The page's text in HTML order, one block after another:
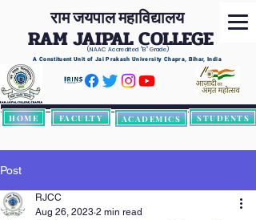
राम जयपाल महाविद्यालय
RAM JAIPAL COLLEGE
(NAAC Accredited "B" Grade)
A Constituent Unit of Jai Prakash University Chapra, Bihar, India
HOME FACULTY ACADEMICS STUDENTS
Post
RJCC
Aug 26, 2023 2 min read